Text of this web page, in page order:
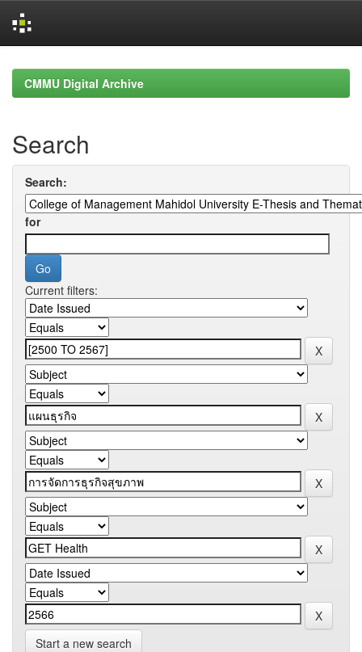
navigationCMMU Digital Archive
Search
Search:
for
Current filters:
Start a new search